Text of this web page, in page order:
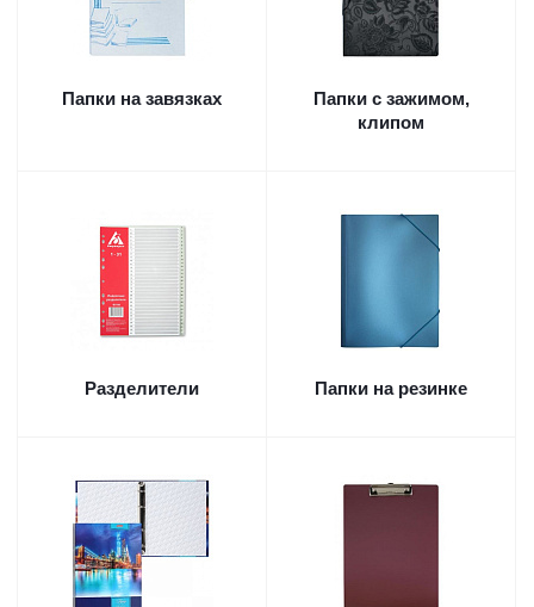
Папки на завязках
Папки с зажимом,
клипом
Разделители Папки на резинке